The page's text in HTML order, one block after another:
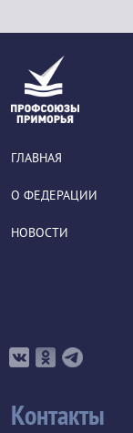
ГЛАВНАЯ
О ФЕДЕРАЦИИ
НОВОСТИ
Контакты